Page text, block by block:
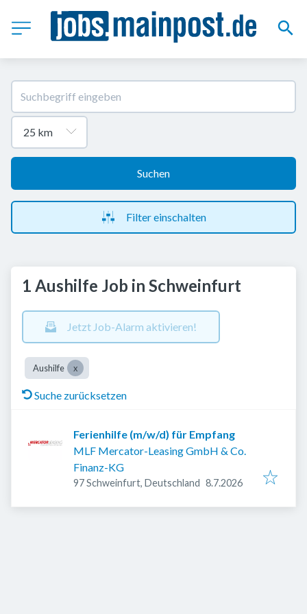
Suchen
Filter einschalten
1 Aushilfe Job in Schweinfurt
Jetzt Job-Alarm aktivieren!
Aushilfe
Suche zurücksetzen
Ferienhilfe (m/w/d) für Empfang
MLF Mercator-Leasing GmbH & Co.
Finanz-KG
97 Schweinfurt, Deutschland Veröffentlicht:
8.7.2026